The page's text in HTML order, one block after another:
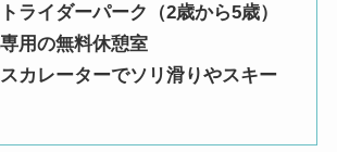
ライダーパーク（2歳から5歳）
用の無料休憩室
カレーターでソリ滑りやスキー